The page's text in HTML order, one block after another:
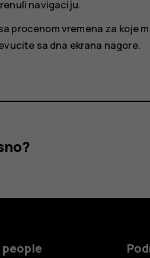
navigaciju.
procenom vremena za koje
sa dna ekrana nagore.